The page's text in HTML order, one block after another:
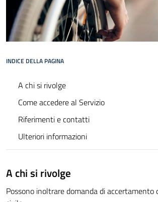
INDICE DELLA PAGINA
A chi si rivolge
Come accedere al Servizio
Riferimenti e contatti
Ulteriori informazioni
A chi si rivolge
Possono inoltrare domanda di accertamento